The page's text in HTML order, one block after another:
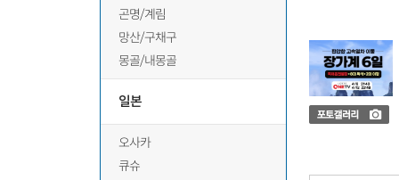
곤명/계림
망산/구채구
몽골/내몽골
일본
오사카
큐슈